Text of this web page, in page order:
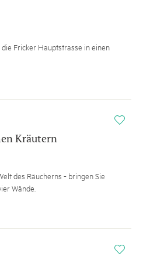
Fricker Hauptstrasse in einen
i
Kräutern
des Räucherns - bringen Sie
Wände.
i